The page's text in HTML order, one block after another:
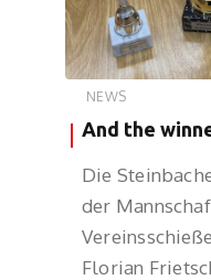
NEWS
And the
Die
der
Florian